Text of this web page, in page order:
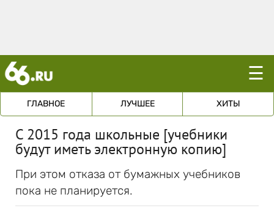
☰
ГЛАВНОЕ ЛУЧШЕЕ ХИТЫ
С 2015 года школьные [учебники
будут иметь электронную копию]
При этом отказа от бумажных учебников
пока не планируется.